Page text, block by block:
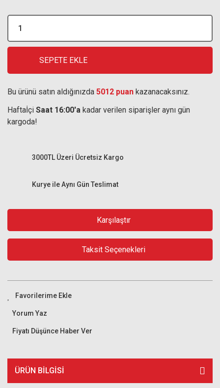
SEPETE EKLE
Bu ürünü satın aldığınızda 5012 puan kazanacaksınız.
Haftaİçi Saat 16:00'a kadar verilen siparişler aynı gün
kargoda!
Kurye ile Aynı Gün Teslimat
3000TL Üzeri Ücretsiz Kargo
Karşılaştır
Taksit Seçenekleri
Yorum Yaz
Fiyatı Düşünce Haber Ver
ÜRÜN BILGISI